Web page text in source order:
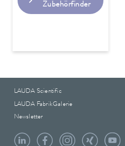
Zubehörfinder
LAUDA Scientific
LAUDA FabrikGalerie
Newsletter